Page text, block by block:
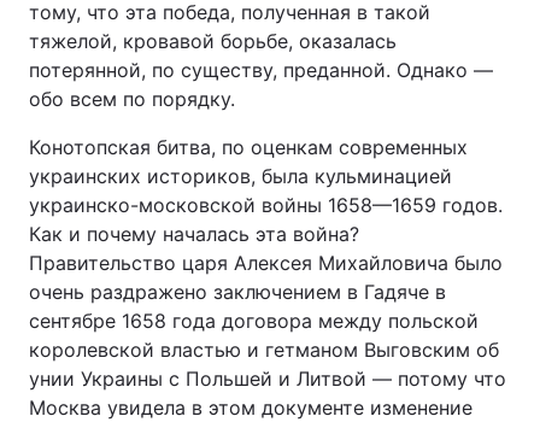
Здоров'я Туризм
Цікавинки
Екологія Регіони
Лонгріди
Відео з Youtube Статті
Інтерв'ю Думки
Архів Вакансії
тому, что эта победа, полученная в такой
тяжелой, кровавой борьбе, оказалась
потерянной, по существу, преданной. Однако —
обо всем по порядку.
Конотопская битва, по оценкам современных
украинских историков, была кульминацией
украинско-московской войны 1658—1659 годов.
Как и почему началась эта война?
Правительство царя Алексея Михайловича было
очень раздражено заключением в Гадяче в
сентябре 1658 года договора между польской
королевской властью и гетманом Выговским об
унии Украины с Польшей и Литвой — потому что
Москва увидела в этом документе изменение